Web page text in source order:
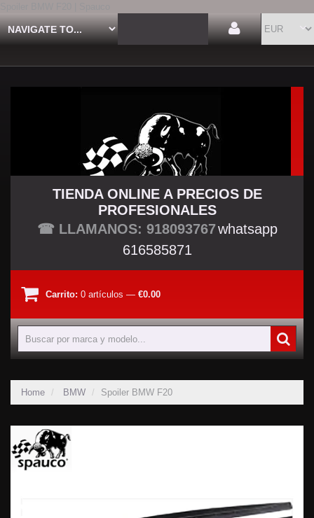
TU TIENDA TUNING
TIENDA ONLINE A PRECIOS DE
PROFESIONALES
☎ LLAMANOS: 918093767whatsapp
616585871
Carrito: 0 artículos — €0.00
Home BMW Spoiler BMW F20